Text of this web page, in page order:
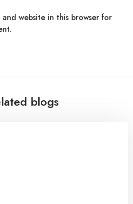
and website in this browser for
blogs